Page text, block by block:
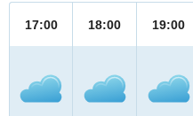
17:00 18:00 19:00